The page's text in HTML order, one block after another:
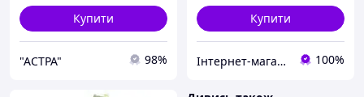
Купити
"AСТРА" 98%
Купити
Інтернет-магазин "ПрофіРезак" 100%